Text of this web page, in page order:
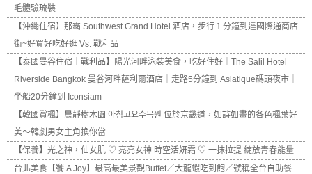
毛體驗琉裝
【沖繩住宿】那霸 Southwest Grand Hotel 酒店，步行１分鐘到達國際通商店
街~好買好吃好逛 Vs. 戰利品
【泰國曼谷住宿｜戰利品】陽光河畔泳裝美食，吃好住好｜The Salil Hotel
Riverside Bangkok 曼谷河畔薩利爾酒店｜走路5分鐘到 Asiatique碼頭夜市｜
坐船20分鐘到 Iconsiam
【韓國賞楓】晨靜樹木園 아침고요수목원 位於京畿道，如詩如畫的各色楓葉好
美～韓劇男女主角換你當
【保養】光之神，仙女肌 ♡ 亮亮女神 時空活妍霜 ♡ 一抹拉提 綻放青春能量
台北美食【饗 A Joy】最高最美景觀Buffet／大龍蝦吃到飽／號稱全台自助餐